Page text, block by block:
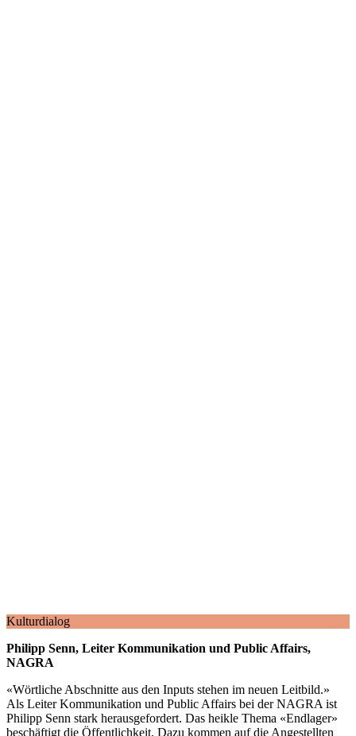
Kulturdialog
Philipp Senn, Leiter Kommunikation und Public Affairs,
NAGRA
«Wörtliche Abschnitte aus den Inputs stehen im neuen Leitbild.»
Als Leiter Kommunikation und Public Affairs bei der NAGRA ist
Philipp Senn stark herausgefordert. Das heikle Thema «Endlager»
beschäftigt die Öffentlichkeit. Dazu kommen auf die Angestellten